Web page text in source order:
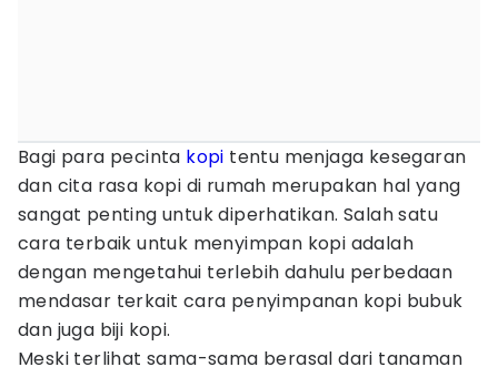
Bagi para pecinta kopi tentu menjaga kesegaran
dan cita rasa kopi di rumah merupakan hal yang
sangat penting untuk diperhatikan. Salah satu
cara terbaik untuk menyimpan kopi adalah
dengan mengetahui terlebih dahulu perbedaan
mendasar terkait cara penyimpanan kopi bubuk
dan juga biji kopi.
Meski terlihat sama-sama berasal dari tanaman